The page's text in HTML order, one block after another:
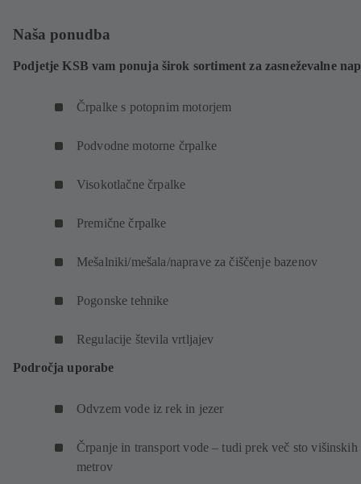
Naša ponudba
Podjetje KSB vam ponuja širok sortiment za zasneževalne
Črpalke s potopnim motorjem
Podvodne motorne črpalke
Visokotlačne črpalke
Premične črpalke
Mešalniki/mešala/naprave za čiščenje bazenov
Pogonske tehnike
Regulacije števila vrtljajev
Področja uporabe
Odvzem vode iz rek in jezer
Črpanje in transport vode – tudi prek več sto višinskih
metrov